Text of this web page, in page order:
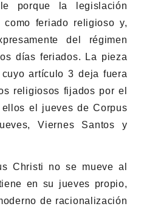
porque la legislación
feriado religioso y,
del régimen
días feriados. La pieza
artículo 3 deja fuera
religiosos fijados por el
el jueves de Corpus
Viernes Santos y
Christi no se mueve al
en su jueves propio,
de racionalización